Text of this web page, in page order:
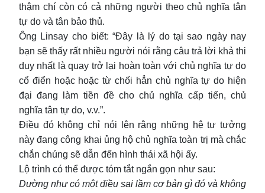
thậm chí còn có cả những người theo chủ nghĩa tân
tự do và tân bảo thủ.
Ông Linsay cho biết: “Đây là lý do tại sao ngày nay
bạn sẽ thấy rất nhiều người nói rằng câu trả lời khả thi
duy nhất là quay trở lại hoàn toàn với chủ nghĩa tự do
cổ điển hoặc hoặc từ chối hẳn chủ nghĩa tự do hiện
đại đang làm tiền đề cho chủ nghĩa cấp tiến, chủ
nghĩa tân tự do, v.v.”.
Điều đó không chỉ nói lên rằng những hệ tư tưởng
này đang công khai ủng hộ chủ nghĩa toàn trị mà chắc
chắn chúng sẽ dẫn đến hình thái xã hội ấy.
Lộ trình có thể được tóm tắt ngắn gọn như sau:
Dường như có một điều sai lầm cơ bản gì đó và không